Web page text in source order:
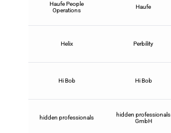
Haufe People
Operations
Haufe
Helix Perbility
Hi Bob Hi Bob
hidden professionals
hidden professionals
GmbH